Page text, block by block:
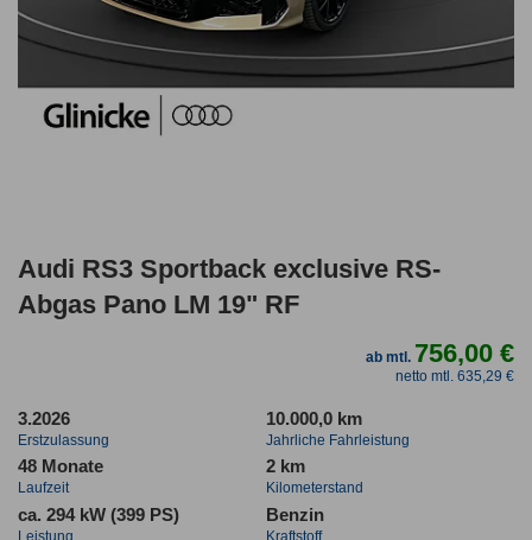
Audi RS3 Sportback exclusive RS-
Abgas Pano LM 19" RF
ab mtl. 756,00 €
netto mtl. 635,29 €
3.2026
Erstzulassung
10.000,0 km
Jahrliche Fahrleistung
48 Monate
Laufzeit
2 km
Kilometerstand
ca. 294 kW (399 PS)
Leistung
Benzin
Kraftstoff